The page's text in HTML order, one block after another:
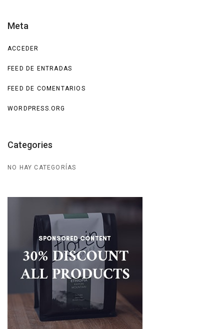
Meta
ACCEDER
FEED DE ENTRADAS
FEED DE COMENTARIOS
WORDPRESS.ORG
Categories
NO HAY CATEGORÍAS